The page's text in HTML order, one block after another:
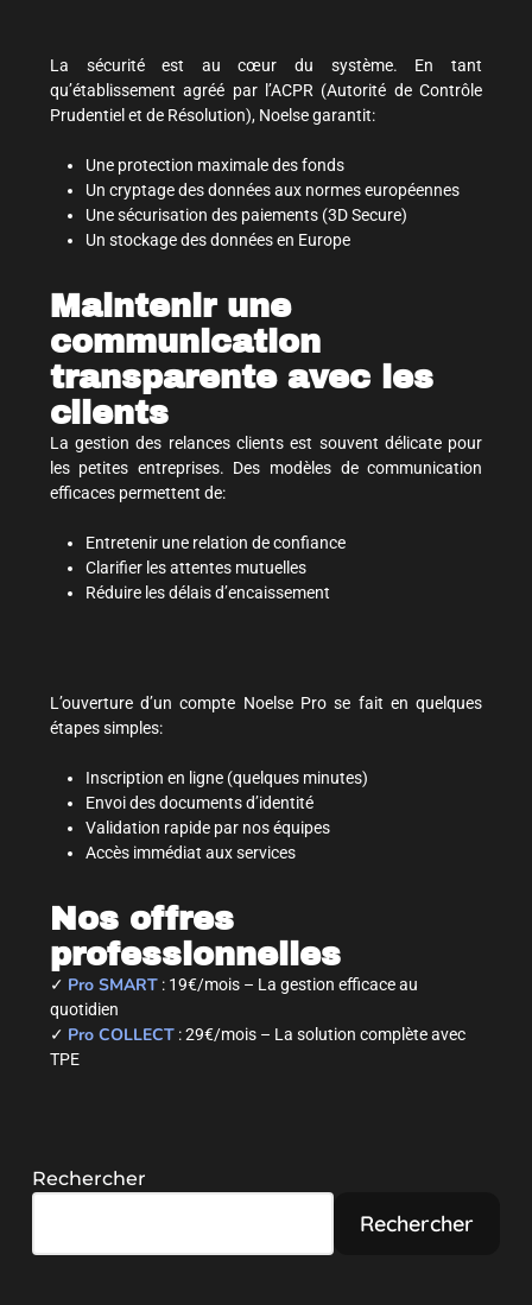
La sécurité est au cœur du système. En tant
qu’établissement agréé par l’ACPR (Autorité de Contrôle
Prudentiel et de Résolution), Noelse garantit:
Une protection maximale des fonds
Un cryptage des données aux normes européennes
Une sécurisation des paiements (3D Secure)
Un stockage des données en Europe
Maintenir une
communication
transparente avec les
clients
La gestion des relances clients est souvent délicate pour
les petites entreprises. Des modèles de communication
efficaces permettent de:
Entretenir une relation de confiance
Clarifier les attentes mutuelles
Réduire les délais d’encaissement
L’ouverture d’un compte Noelse Pro se fait en quelques
étapes simples:
Inscription en ligne (quelques minutes)
Envoi des documents d’identité
Validation rapide par nos équipes
Accès immédiat aux services
Nos offres
professionnelles
✓ Pro SMART: 19€/mois – La gestion efficace au
quotidien
✓ Pro COLLECT: 29€/mois – La solution complète avec
TPE
Rechercher
Rechercher